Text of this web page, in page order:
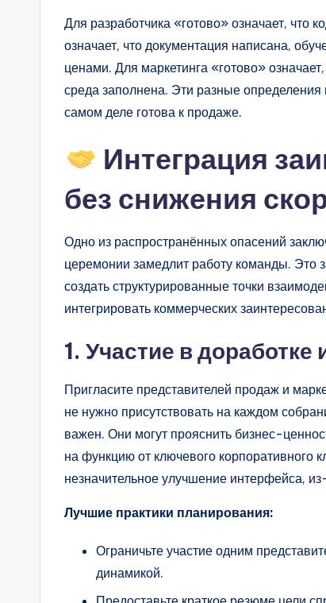
Для разработчика «готово» означает, что
означает, что документация написана,
ценами. Для маркетинга «готово»
среда заполнена. Эти разные определения
самом деле готова к продаже.
Интеграция
без снижения
Одно из распространённых опасений
церемонии замедлит работу команды. Это
создать структурированные точки
интегрировать коммерческих
1. Участие в
Пригласите представителей продаж и
не нужно присутствовать на каждом
важен. Они могут прояснить бизнес-
на функцию от ключевого корпоративного
незначительное улучшение интерфейса,
Лучшие практики планирования:
Ограничьте участие одним
динамикой.